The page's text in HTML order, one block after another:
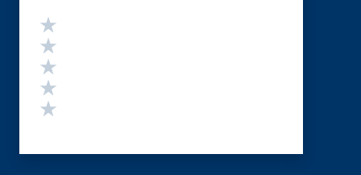
Valutazione